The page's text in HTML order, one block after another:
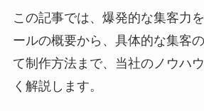
この記事では、爆発的な集客力
ールの概要から、具体的な集客
て制作方法まで、当社のノウハ
く解説します。